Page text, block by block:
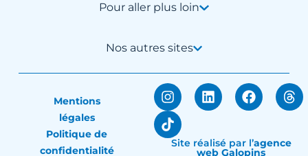
Pour aller plus loin
Nos autres sites
Mentions
légales
Politique de
confidentialité
Site réalisé par l’agence
web Galopins